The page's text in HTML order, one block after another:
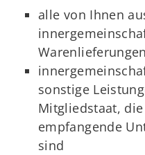
alle von Ihnen
Warenlieferungen
sonstige
Mitgliedstaat,
empfangende
sind